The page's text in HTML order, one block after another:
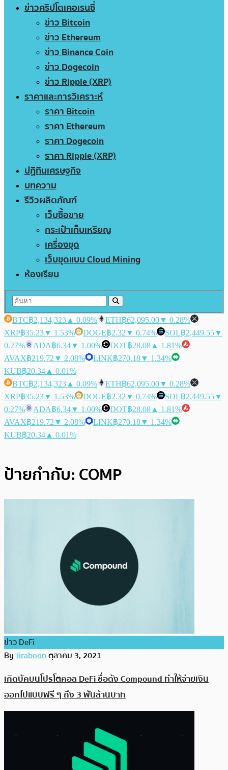
ข่าวคริปโตเคอเรนซี่
ข่าว Bitcoin
ข่าว Ethereum
ข่าว Binance Coin
ข่าว Dogecoin
ข่าว Ripple (XRP)
ราคาและการวิเคราะห์
ราคา Bitcoin
ราคา Ethereum
ราคา Dogecoin
ราคา Ripple (XRP)
ปฏิทินเศรษฐกิจ
บทความ
รีวิวผลิตภัณฑ์
เว็บซื้อขาย
กระเป๋าเก็บเหรียญ
เครื่องขุด
เว็บขุดแบบ Cloud Mining
ห้องเรียน
BTC฿2,134,323 ▲ 0.09% ETH฿62,095.00▼ 0.28%
XRP฿35.23▼ 1.53% DOGE฿2.32 ▼ 0.74% SOL฿2,449.55▼
0.27%
ADA฿6.34▼ 1.00% DOT฿28.08 ▲ 1.81%
AVAX฿219.72 ▼ 2.08% LINK฿270.18▼ 1.34%
KUB฿20.34 ▲ 0.01%
BTC฿2,134,323 ▲ 0.09% ETH฿62,095.00▼ 0.28%
XRP฿35.23▼ 1.53% DOGE฿2.32 ▼ 0.74% SOL฿2,449.55▼
0.27%
ADA฿6.34▼ 1.00% DOT฿28.08 ▲ 1.81%
AVAX฿219.72 ▼ 2.08% LINK฿270.18▼ 1.34%
KUB฿20.34 ▲ 0.01%
ป้ายกำกับ: COMP
ข่าว DeFi
ByJiraboonตุลาคม 3, 2021
เกิดบัคบนโปรโตคอล DeFi ชื่อดัง Compound ทำให้จ่ายเงิน
ออกไปแบบฟรี ๆ ถึง 3 พันล้านบาท